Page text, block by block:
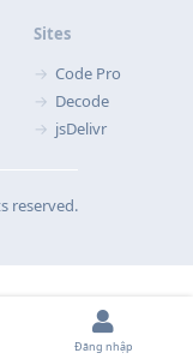
Sites
Code Pro
Decode
jsDelivr
reserved.
Đăng nhập